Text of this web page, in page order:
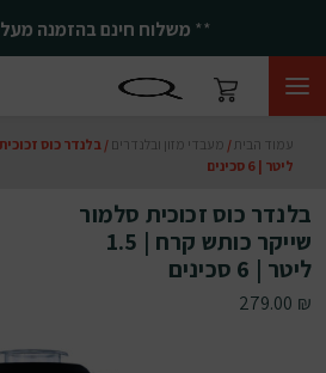
** משלוח חינם בהזמנה מעל
עמוד הבית / מעבדי מזון ובלנדרים
ליטר | 6 סכינים
בלנדר כוס זכוכית סלמור
שייקר כותש קרח | 1.5
ליטר | 6 סכינים
279.00 ₪